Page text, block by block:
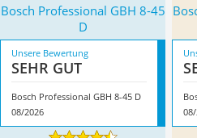
Bosch Professional GBH 8-45
D
Unsere Bewertung
SEHR GUT
Bosch Professional GBH 8-45 D
08/2026